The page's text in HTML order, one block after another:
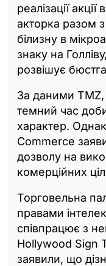
реалізації
акторка разом
білизну в
знаку на
розвішує
За даними
темний час
характер.
Commerce
дозволу на
комерційних
Торговельна
правами
співпрацює з
Hollywood Sign
заявили, що